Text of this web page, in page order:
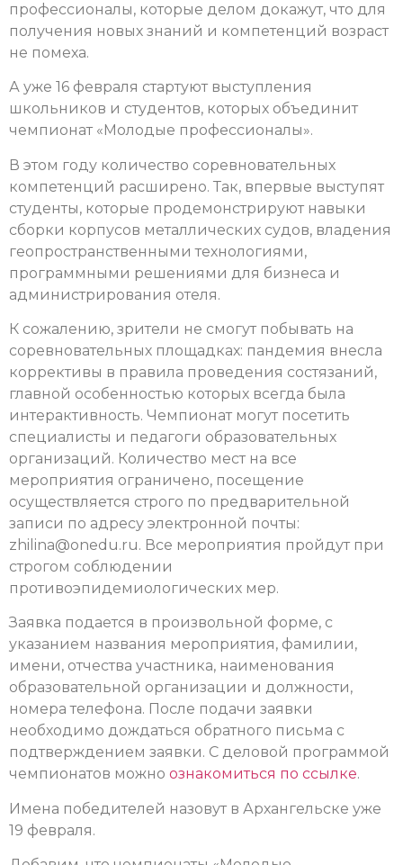
профессионалы, которые делом докажут, что для
получения новых знаний и компетенций возраст
не помеха.
А уже 16 февраля стартуют выступления
школьников и студентов, которых объединит
чемпионат «Молодые профессионалы».
В этом году количество соревновательных
компетенций расширено. Так, впервые выступят
студенты, которые продемонстрируют навыки
сборки корпусов металлических судов, владения
геопространственными технологиями,
программными решениями для бизнеса и
администрирования отеля.
К сожалению, зрители не смогут побывать на
соревновательных площадках: пандемия внесла
коррективы в правила проведения состязаний,
главной особенностью которых всегда была
интерактивность. Чемпионат могут посетить
специалисты и педагоги образовательных
организаций. Количество мест на все
мероприятия ограничено, посещение
осуществляется строго по предварительной
записи по адресу электронной почты:
zhilina@onedu.ru. Все мероприятия пройдут при
строгом соблюдении
противоэпидемиологических мер.
Заявка подается в произвольной форме, с
указанием названия мероприятия, фамилии,
имени, отчества участника, наименования
образовательной организации и должности,
номера телефона. После подачи заявки
необходимо дождаться обратного письма с
подтверждением заявки. С деловой программой
чемпионатов можно ознакомиться по ссылке.
Имена победителей назовут в Архангельске уже
19 февраля.